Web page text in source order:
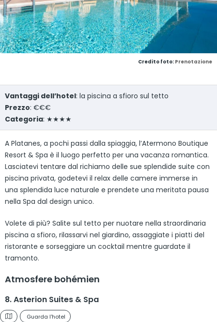
Credito foto: Prenotazione
Vantaggi dell’hotel: la piscina a sfioro sul tetto
Prezzo: €€€
Categoria: ★★★★
A Platanes, a pochi passi dalla spiaggia, l’Atermono Boutique
Resort & Spa è il luogo perfetto per una vacanza romantica.
Lasciatevi tentare dal richiamo delle sue splendide suite con
piscina privata, godetevi il relax delle camere immerse in
una splendida luce naturale e prendete una meritata pausa
nella Spa dal design unico.
Volete di più? Salite sul tetto per nuotare nella straordinaria
piscina a sfioro, rilassarvi nel giardino, assaggiate i piatti del
ristorante e sorseggiare un cocktail mentre guardate il
tramonto.
Atmosfere bohémien
8. Asterion Suites & Spa
Guarda l'hotel